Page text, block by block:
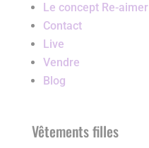
Le concept Re-aimer
Contact
Live
Vendre
Blog
Vêtements filles